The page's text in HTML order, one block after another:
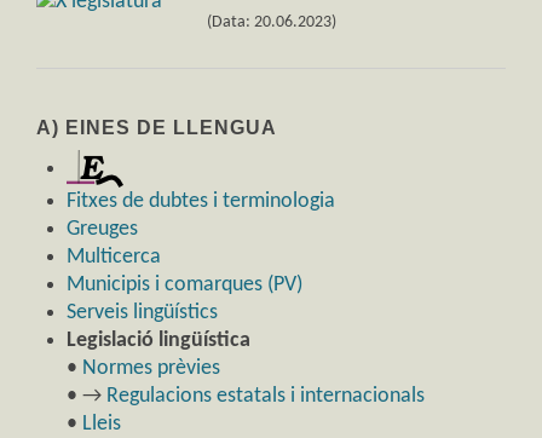
(Data: 20.06.2023)
A) EINES DE LLENGUA
Fitxes de dubtes i terminologia
Greuges
Multicerca
Municipis i comarques (PV)
Serveis lingüístics
Legislació lingüística
• Normes prèvies
• → Regulacions estatals i internacionals
• Lleis